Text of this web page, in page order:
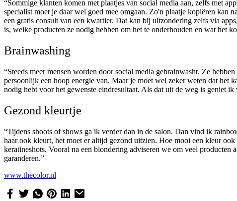
“Sommige klanten komen met plaatjes van social media aan, zelfs met
specialist moet je daar wel goed mee omgaan. Zo'n plaatje kopiëren
een gratis consult van een kwartier. Dat kan bij uitzondering zelfs via
is, welke producten ze nodig hebben om het te onderhouden en wat het
Brainwashing
“Steeds meer mensen worden door social media gebrainwasht. Ze
persoonlijk een hoop energie van. Maar je moet wel zeker weten dat het
nodig hebt voor het gewenste eindresultaat. Als dat uit de weg is geniet
Gezond kleurtje
“Tijdens shoots of shows ga ik verder dan in de salon. Dan vind ik
haar ook kleurt, het moet er altijd gezond uitzien. Hoe mooi een kleur
keratineshots. Vooral na een blondering adviseren we om veel
garanderen.”
www.thecolor.nl